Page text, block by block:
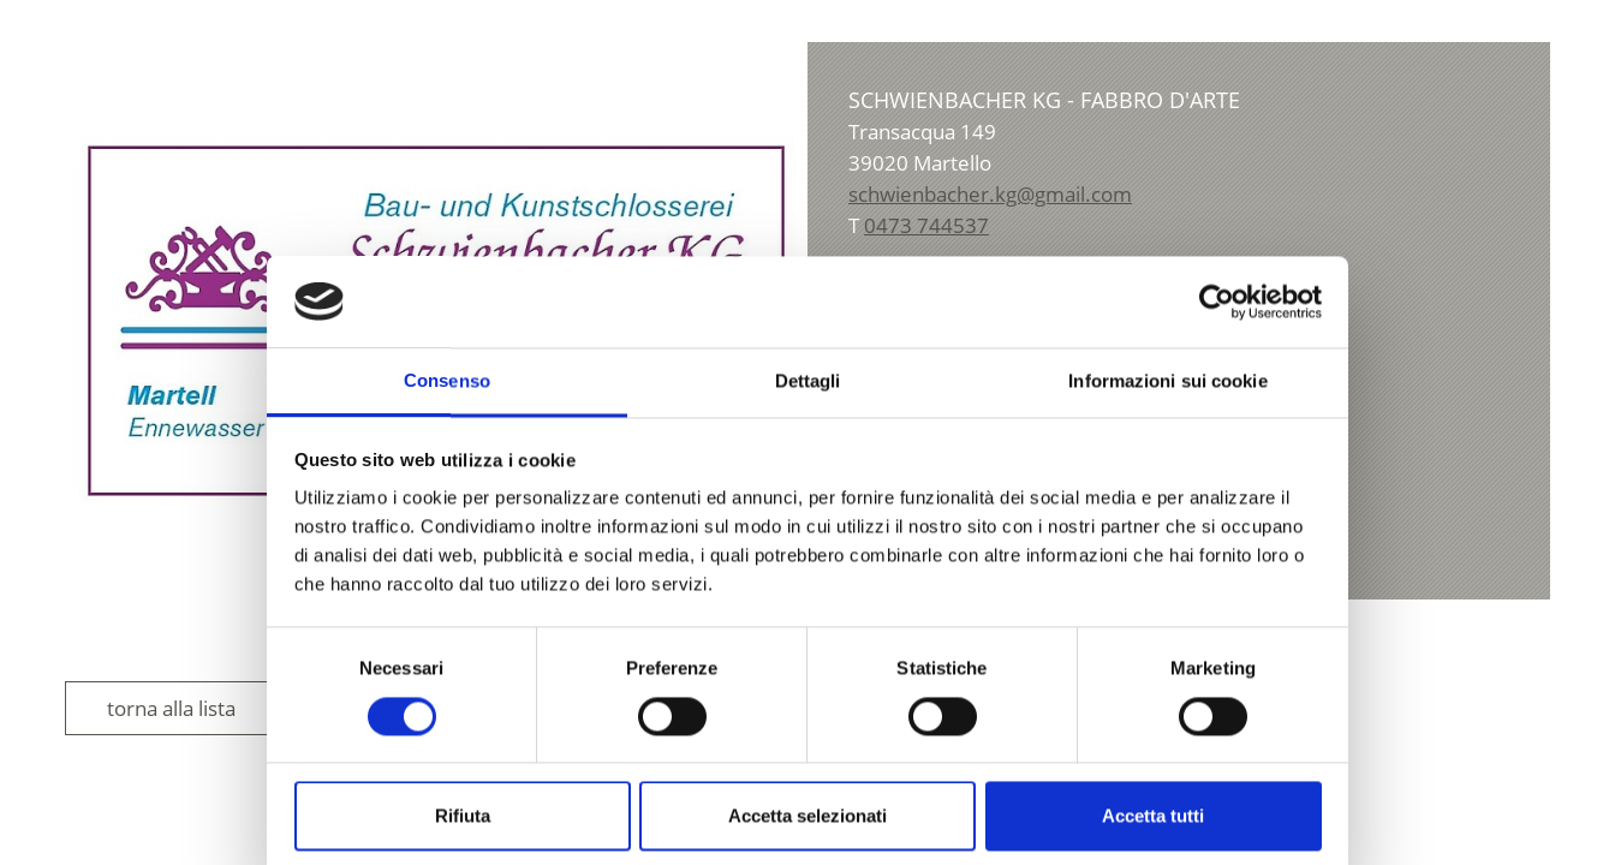
Consenso Dettagli Informazioni sui cookie
Questo sito web utilizza i cookie
Utilizziamo i cookie per personalizzare contenuti ed annunci, per fornire funzionalità dei social media e per analizzare il
nostro traffico. Condividiamo inoltre informazioni sul modo in cui utilizzi il nostro sito con i nostri partner che si occupano
di analisi dei dati web, pubblicità e social media, i quali potrebbero combinarle con altre informazioni che hai fornito loro o
che hanno raccolto dal tuo utilizzo dei loro servizi.
Necessari Preferenze Statistiche Marketing
Rifiuta Accetta selezionati Accetta tutti
SCHWIENBACHER KG - FABBRO D'ARTE
Transacqua 149
39020 Martello
schwienbacher.kg@gmail.com
T0473 744537
torna alla lista